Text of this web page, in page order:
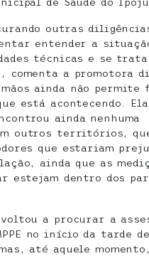
outras
entender a
técnicas e se trata
comenta a promotora
ainda não permite
está acontecendo.
ainda nenhuma
outros territórios,
que estariam
ainda que as
estejam dentro dos
voltou a procurar a
no início da tarde
até aquele